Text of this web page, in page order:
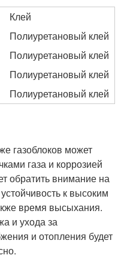
Клей
Полиуретановый клей
Полиуретановый клей
Полиуретановый клей
Полиуретановый клей
газоблоков может
газа и коррозией
обратить внимание на
к высоким
время высыхания.
и ухода за
и отопления будет